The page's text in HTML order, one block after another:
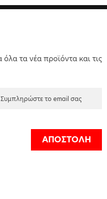
τα νέα προϊόντα και τις
ΑΠΟΣΤΟΛΗ